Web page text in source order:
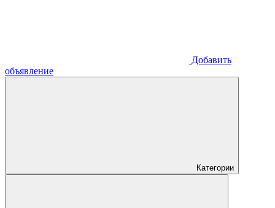
Добавить
объявление
Категории